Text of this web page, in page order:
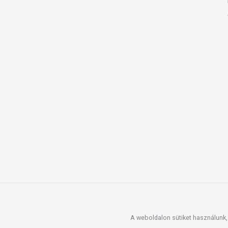
esetén használatát beszélje meg
Ne szedje a készítményt, ha az
A weboldalon sütiket